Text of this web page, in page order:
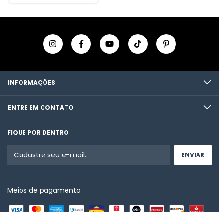
INFORMAÇÕES
ENTRE EM CONTATO
FIQUE POR DENTRO
Meios de pagamento